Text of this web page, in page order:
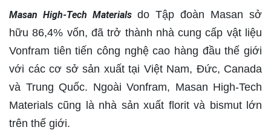
Masan High-Tech Materials do Tập đoàn Masan sở
hữu 86,4% vốn, đã trở thành nhà cung cấp vật liệu
Vonfram tiên tiến công nghệ cao hàng đầu thế giới
với các cơ sở sản xuất tại Việt Nam, Đức, Canada
và Trung Quốc. Ngoài Vonfram, Masan High-Tech
Materials cũng là nhà sản xuất florit và bismut lớn
trên thế giới.